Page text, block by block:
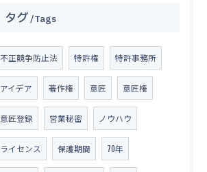
タグ Tags
不正競争防止法 特許権 特許事務所
アイデア 著作権 意匠 意匠権
意匠登録 営業秘密 ノウハウ
ライセンス 保護期間 70年